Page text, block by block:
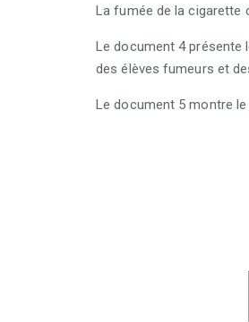
La fumée de la cigarette
Le document 4 présente
des élèves fumeurs et
Le document 5 montre